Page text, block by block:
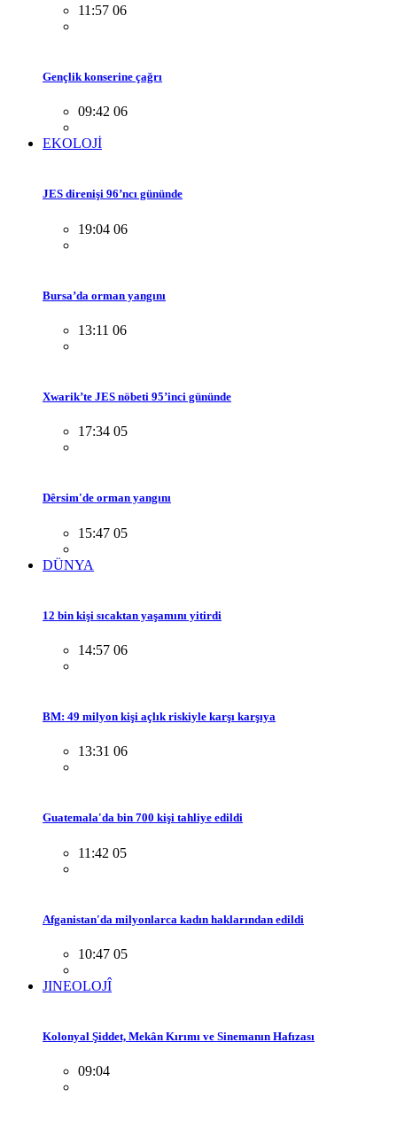
11:57 06
Gençlik konserine çağrı
09:42 06
EKOLOJİ
JES direnişi 96’ncı gününde
19:04 06
Bursa’da orman yangını
13:11 06
Xwarik’te JES nöbeti 95’inci gününde
17:34 05
Dêrsim'de orman yangını
15:47 05
DÜNYA
12 bin kişi sıcaktan yaşamını yitirdi
14:57 06
BM: 49 milyon kişi açlık riskiyle karşı karşıya
13:31 06
Guatemala'da bin 700 kişi tahliye edildi
11:42 05
Afganistan'da milyonlarca kadın haklarından edildi
10:47 05
JINEOLOJÎ
Kolonyal Şiddet, Mekân Kırımı ve Sinemanın Hafızası
09:04